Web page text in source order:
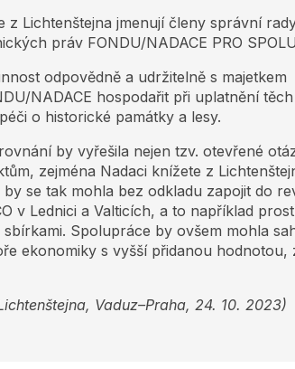
z Lichtenštejna jmenují členy správní
práv FONDU/NADACE PRO
odpovědně a udržitelně s majetkem
NADACE hospodařit při uplatnění těch
o historické památky a lesy.
by vyřešila nejen tzv. otevřené
zejména Nadaci knížete z
se tak mohla bez odkladu zapojit do
v Lednici a Valticích, a to například
Spolupráce by ovšem mohla
ekonomiky s vyšší přidanou hodnotou,
Vaduz–Praha, 24. 10. 2023)